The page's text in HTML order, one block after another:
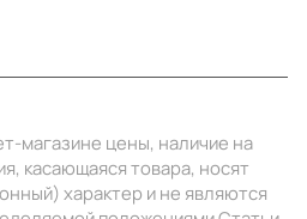
магазине цены, наличие на
касающаяся товара, носят
характер и не являются